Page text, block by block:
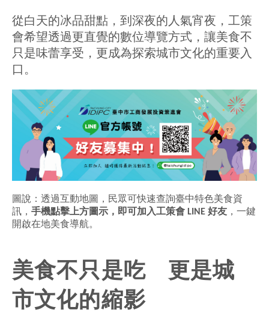
從白天的冰品甜點，到深夜的人氣宵夜，工策
會希望透過更直覺的數位導覽方式，讓美食不
只是味蕾享受，更成為探索城市文化的重要入
口。
圖說：透過互動地圖，民眾可快速查詢臺中特色美食資
訊， 手機點擊上方圖示，即可加入工策會 LINE 好友 ，一鍵
開啟在地美食導航。
美食不只是吃 更是城
市文化的縮影